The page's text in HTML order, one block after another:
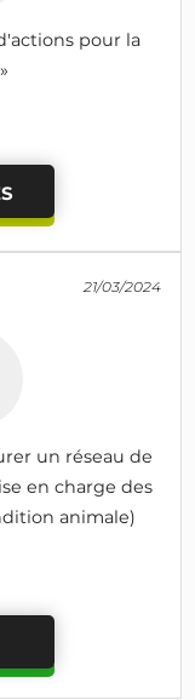
pour la
21/03/2024
un réseau de
en charge des
animale)